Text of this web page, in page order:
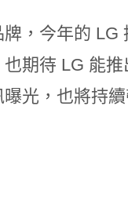
，今年的 LG
期待 LG 能
光，也將持續